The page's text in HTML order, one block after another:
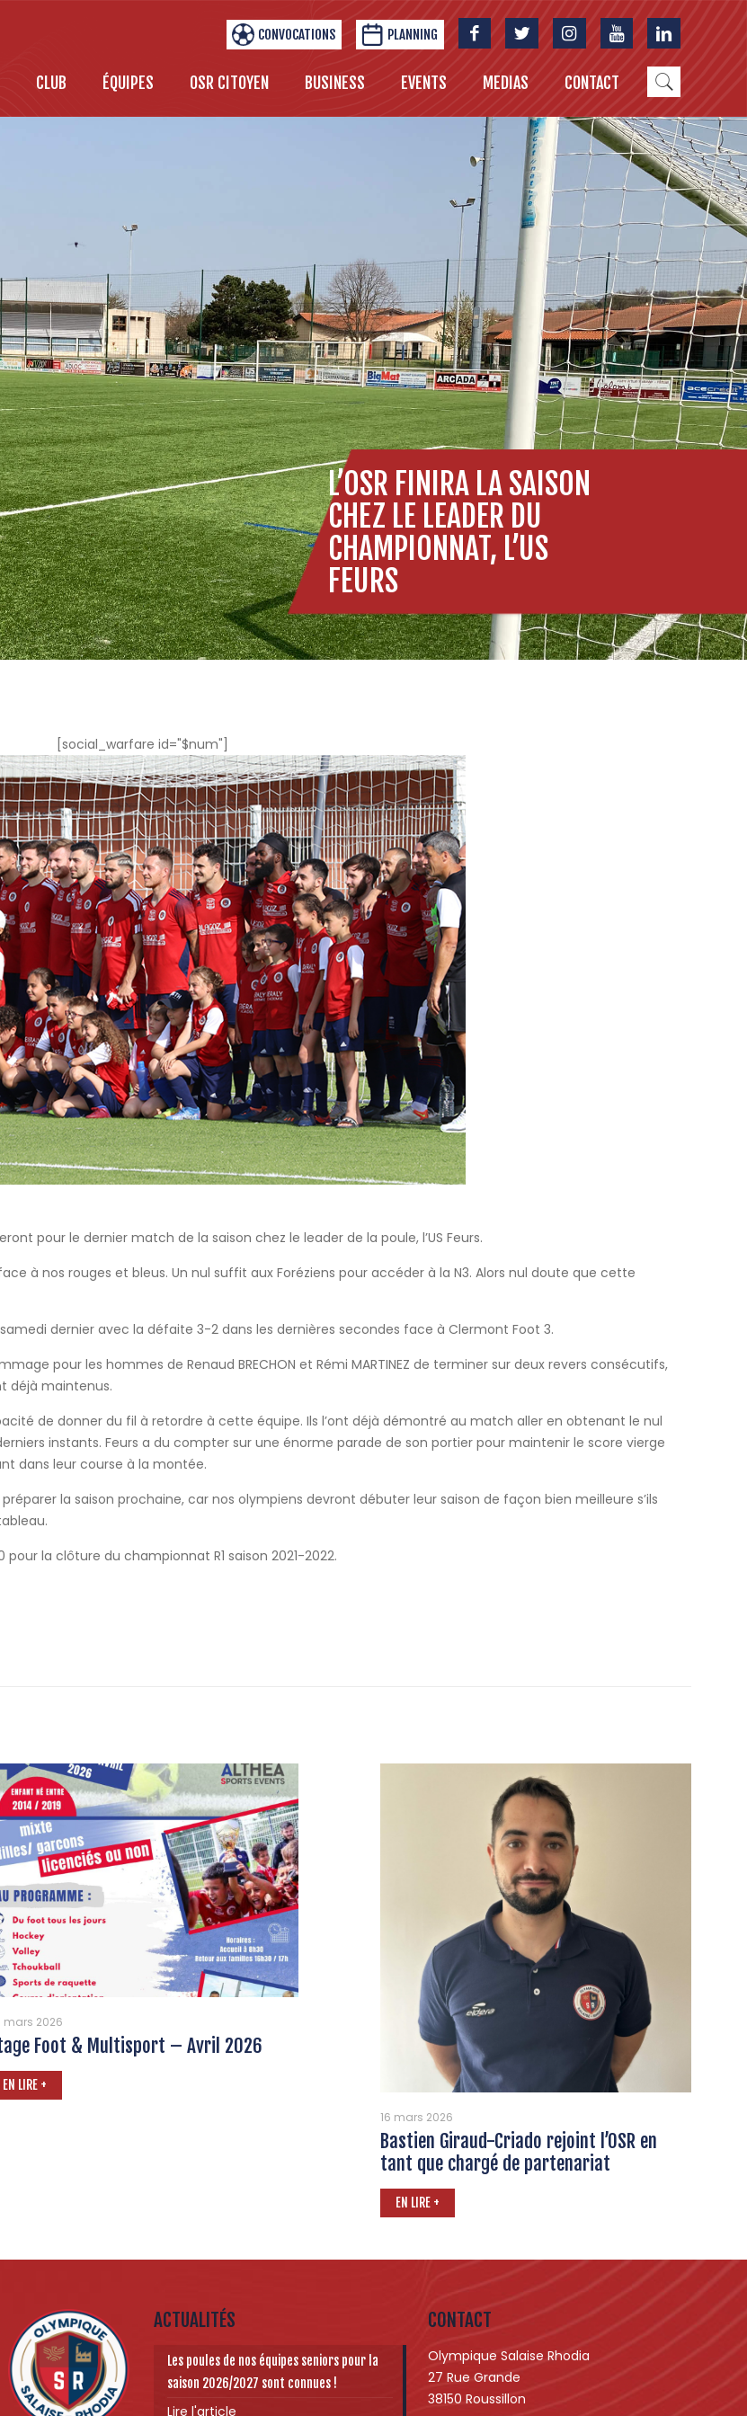
CONVOCATIONS PLANNING
CLUB ÉQUIPES OSR CITOYEN BUSINESS EVENTS MEDIAS CONTACT
L’OSR FINIRA LA SAISON
CHEZ LE LEADER DU
CHAMPIONNAT, L’US
FEURS
[social_warfare id="$num"]
pour le dernier match de la saison chez le leader de la poule, l’US Feurs.
à nos rouges et bleus. Un nul suffit aux Foréziens pour accéder à la N3. Alors nul doute que cette
dernier avec la défaite 3-2 dans les dernières secondes face à Clermont Foot 3.
pour les hommes de Renaud BRECHON et Rémi MARTINEZ de terminer sur deux revers consécutifs,
déjà maintenus.
de donner du fil à retordre à cette équipe. Ils l’ont déjà démontré au match aller en obtenant le nul
instants. Feurs a du compter sur une énorme parade de son portier pour maintenir le score vierge
dans leur course à la montée.
la saison prochaine, car nos olympiens devront débuter leur saison de façon bien meilleure s’ils
la clôture du championnat R1 saison 2021-2022.
mars 2026
Foot & Multisport – Avril 2026
EN LIRE +
16 mars 2026
Bastien Giraud-Criado rejoint l’OSR en
tant que chargé de partenariat
EN LIRE +
ACTUALITÉS
Les poules de nos équipes seniors pour la
saison 2026/2027 sont connues !
Lire l'article
CONTACT
Olympique Salaise Rhodia
27 Rue Grande
38150 Roussillon